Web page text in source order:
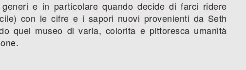
e in particolare quando decide di farci ridere
con le cifre e i sapori nuovi provenienti da Seth
quel museo di varia, colorita e pittoresca umanità